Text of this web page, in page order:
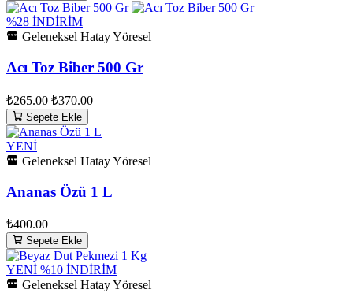
%28 İNDİRİM
Geleneksel Hatay Yöresel
Acı Toz Biber 500 Gr
₺265.00 ₺370.00
Sepete Ekle
YENİ
Geleneksel Hatay Yöresel
Ananas Özü 1 L
₺400.00
Sepete Ekle
YENİ %10 İNDİRİM
Geleneksel Hatay Yöresel